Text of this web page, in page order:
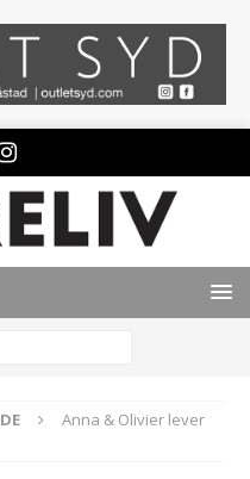
Anna & Olivier lever